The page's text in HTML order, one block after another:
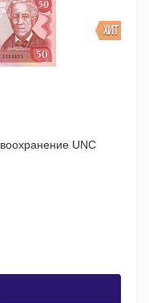
ХИТ
Никарагуа 50 кордоба 1985 г Здравоохранение UNC